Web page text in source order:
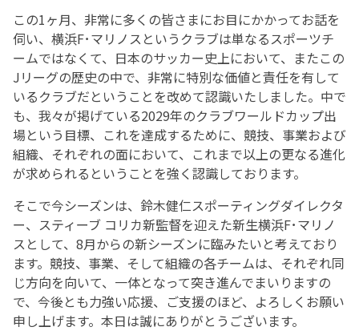
この1ヶ月、非常に多くの皆さまにお目にかかってお話を
伺い、横浜F･マリノスというクラブは単なるスポーツチ
ームではなくて、日本のサッカー史上において、またこの
Jリーグの歴史の中で、非常に特別な価値と責任を有して
いるクラブだということを改めて認識いたしました。中で
も、我々が掲げている2029年のクラブワールドカップ出
場という目標、これを達成するために、競技、事業および
組織、それぞれの面において、これまで以上の更なる進化
が求められるということを強く認識しております。
そこで今シーズンは、鈴木健仁スポーティングダイレクタ
ー、スティーブ コリカ新監督を迎えた新生横浜F･マリノ
スとして、8月からの新シーズンに臨みたいと考えており
ます。競技、事業、そして組織の各チームは、それぞれ同
じ方向を向いて、一体となって突き進んでまいりますの
で、今後とも力強い応援、ご支援のほど、よろしくお願い
申し上げます。本日は誠にありがとうございます。